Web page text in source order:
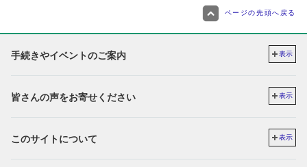
ページの先頭へ戻る
手続きやイベントのご案内 表示
皆さんの声をお寄せください 表示
このサイトについて 表示